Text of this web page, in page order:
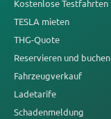
Kostenlose Testfahrten
TESLA mieten
THG-Quote
Reservieren und buchen
Fahrzeugverkauf
Ladetarife
Schadenmeldung